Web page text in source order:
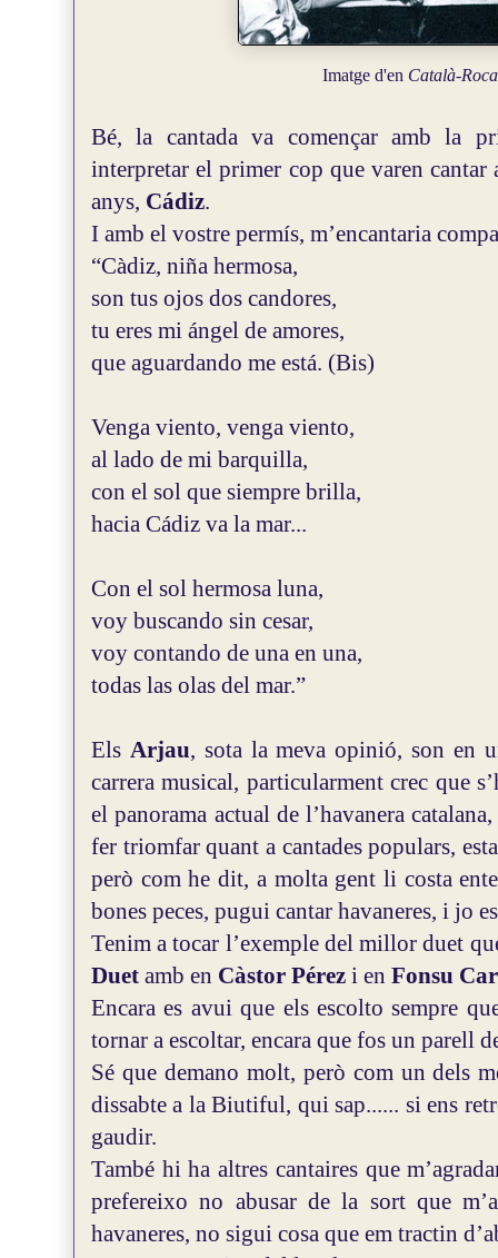
Imatge d'en Català-Roca
Bé, la cantada va començar amb la
interpretar el primer cop que varen cantar
anys, Cádiz.
I amb el vostre permís, m’encantaria
“Càdiz, niña hermosa,
son tus ojos dos candores,
tu eres mi ángel de amores,
que aguardando me está. (Bis)
Venga viento, venga viento,
al lado de mi barquilla,
con el sol que siempre brilla,
hacia Cádiz va la mar...
Con el sol hermosa luna,
voy buscando sin cesar,
voy contando de una en una,
todas las olas del mar.”
Els Arjau, sota la meva opinió, son en
carrera musical, particularment crec que
el panorama actual de l’havanera
fer triomfar quant a cantades populars,
però com he dit, a molta gent li costa
bones peces, pugui cantar havaneres, i jo
Tenim a tocar l’exemple del millor duet
Duet amb en Càstor Pérez i en Fonsu
Encara es avui que els escolto sempre
tornar a escoltar, encara que fos un parell
Sé que demano molt, però com un dels
dissabte a la Biutiful, qui sap...... si ens
gaudir.
També hi ha altres cantaires que
prefereixo no abusar de la sort que
havaneres, no sigui cosa que em tractin